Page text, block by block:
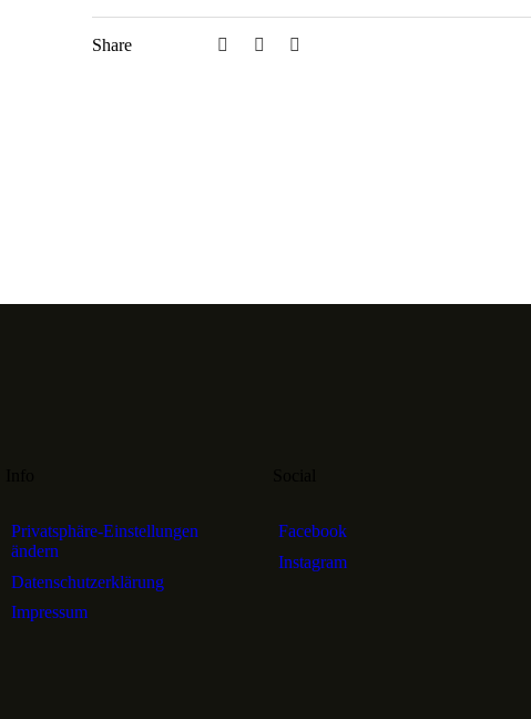
Share
Privatsphäre-Einstellungen
ändern
Datenschutzerklärung
Impressum
Facebook
Instagram